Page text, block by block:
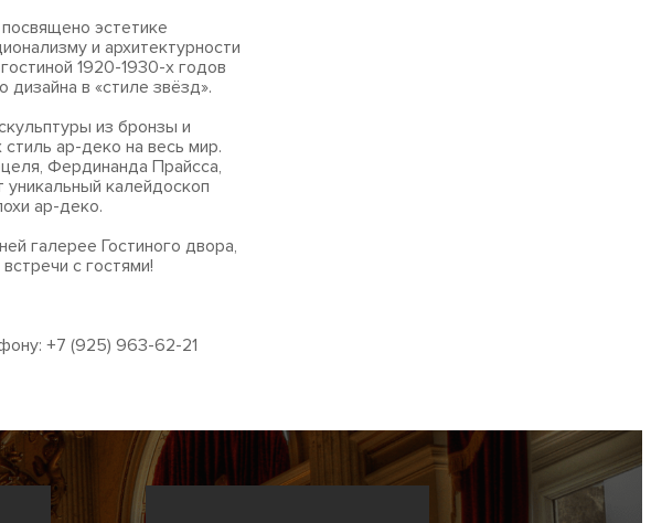
эстетике
и архитектурности
1920-1930-х годов
в «стиле звёзд».
из бронзы и
ар-деко на весь мир.
Фердинанда Прайсса,
калейдоскоп
ар-деко.
галерее Гостиного двора,
с гостями!
+7 (925) 963-62-21